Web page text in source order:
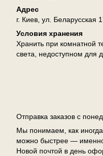
Адрес
г. Киев, ул. Беларусская
Условия хранения
Хранить при комнатной
света, недоступном для
Отправка заказов с
Мы понимаем, как иногда
можно быстрее —
Новой почтой в день